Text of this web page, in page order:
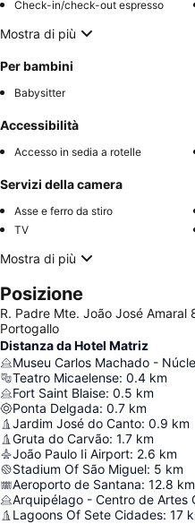
Check-in/check-out espresso
Mostra di più
Per bambini
Babysitter
Accessibilità
Accesso in sedia a rotelle
Servizi della camera
Asse e ferro da stiro
TV
Mostra di più
Posizione
R. Padre Mte. João José
Portogallo
Distanza da Hotel Matriz
Museu Carlos Machado -
Teatro Micaelense: 0.4 km
Fort Saint Blaise: 0.5 km
Ponta Delgada: 0.7 km
Jardim José do Canto: 0.9 km
Gruta do Carvão: 1.7 km
João Paulo Ii Airport: 2.6 km
Stadium Of São Miguel: 5 km
Aeroporto de Santana: 12.8 km
Arquipélago - Centro de Artes
Lagoons Of Sete Cidades: 17